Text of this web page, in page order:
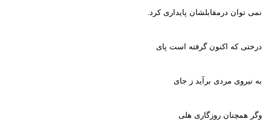
نمی توان درمقابلشان پایداری کرد.
درختی که اکنون گرفته است پای
به نیروی مردی برآید ز جای
وگر همچنان روزگاری هلی